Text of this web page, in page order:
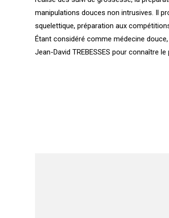
manipulations douces non intrusives. Il
squelettique, préparation aux
Étant considéré comme médecine
Jean-David TREBESSES pour connaître